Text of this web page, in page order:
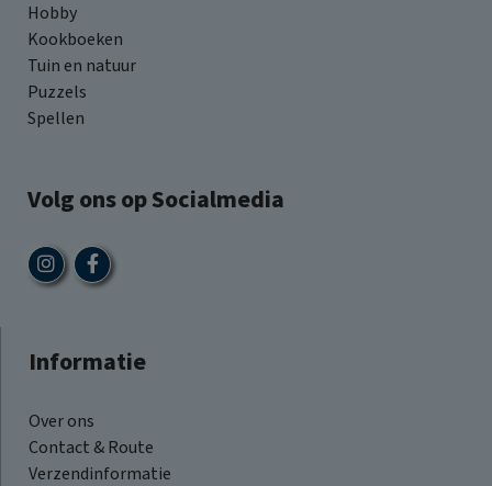
Hobby
Kookboeken
Tuin en natuur
Puzzels
Spellen
Volg ons op Socialmedia
Informatie
Over ons
Contact & Route
Verzendinformatie